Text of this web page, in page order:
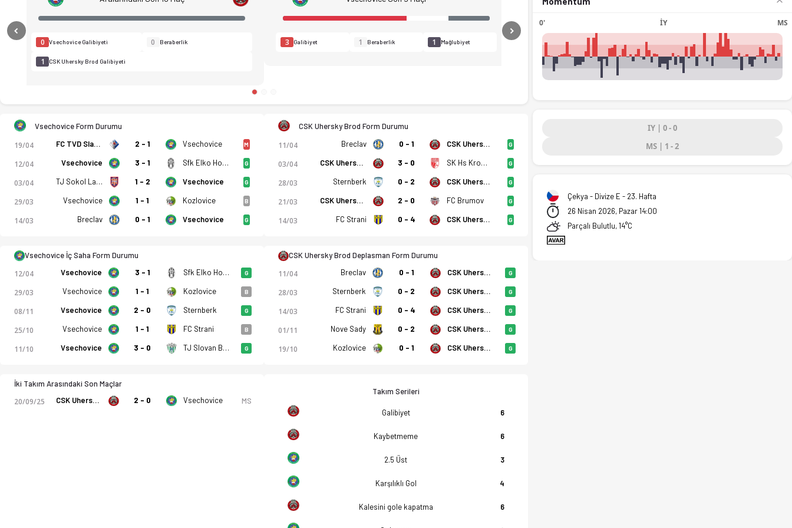
Tatran Vsechovice - CSK Uhersky Brod 1-2 bitti. Gol anları, kadro, istatistikler, puan durumu ve iddaa oranları Ofsayt'ta. (26.04.2026)
0 Vsechovice Galibiyeti 0 Beraberlik
1 CSK Uhersky Brod Galibiyeti
3 Galibiyet 1 Beraberlik 1 Mağlubiyet
Previous Next
Vsechovice Form Durumu
19/04 FC TVD Slavicin 2 - 1 Vsechovice M
12/04 Vsechovice 3 - 1 Sfk Elko Holesov G
03/04 TJ Sokol Lanzhot 1 - 2 Vsechovice G
29/03 Vsechovice 1 - 1 Kozlovice B
14/03 Breclav 0 - 1 Vsechovice G
CSK Uhersky Brod Form Durumu
11/04 Breclav 0 - 1 CSK Uhersky Brod G
03/04 CSK Uhersky Brod 3 - 0 SK Hs Kromeriz B G
28/03 Sternberk 0 - 2 CSK Uhersky Brod G
21/03 CSK Uhersky Brod 2 - 0 FC Brumov G
14/03 FC Strani 0 - 4 CSK Uhersky Brod G
Vsechovice İç Saha Form Durumu
12/04 Vsechovice 3 - 1 Sfk Elko Holesov G
29/03 Vsechovice 1 - 1 Kozlovice B
08/11 Vsechovice 2 - 0 Sternberk G
25/10 Vsechovice 1 - 1 FC Strani B
11/10 Vsechovice 3 - 0 TJ Slovan Bzenec G
CSK Uhersky Brod Deplasman Form Durumu
11/04 Breclav 0 - 1 CSK Uhersky Brod G
28/03 Sternberk 0 - 2 CSK Uhersky Brod G
14/03 FC Strani 0 - 4 CSK Uhersky Brod G
01/11 Nove Sady 0 - 2 CSK Uhersky Brod G
19/10 Kozlovice 0 - 1 CSK Uhersky Brod G
İki Takım Arasındaki Son Maçlar
20/09/25 CSK Uhersky Brod 2 - 0 Vsechovice MS
Takım Serileri
Galibiyet 6
Kaybetmeme 6
2.5 Üst 3
Karşılıklı Gol 4
Kalesini gole kapatma 6
0' İY MS
IY | 0 - 0
MS | 1 - 2
Çekya - Divize E - 23. Hafta
26 Nisan 2026, Pazar 14:00
Parçalı Bulutlu, 14°C